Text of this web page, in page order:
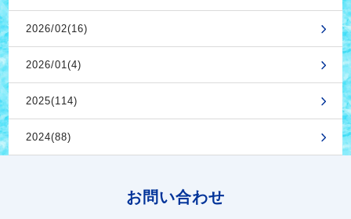
2026/02(16)
2026/01(4)
2025(114)
2024(88)
お問い合わせ